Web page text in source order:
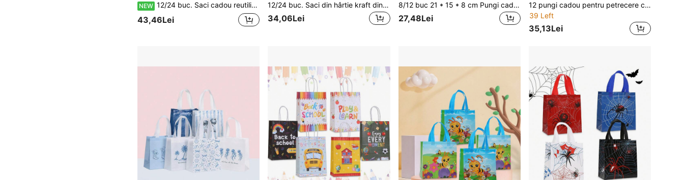
NEW 12/24 buc. Saci cadou reutilizabili din material nețesut cu temă Super City Hero, cu imprimeu pânză de păianjen și model păianjen, pentru ambalarea cadourilor la petreceri de zi de naștere, recompense școlare, depozitare obiecte de sărbători și sacoșă de cumpărături pentru mall, en-gros
43,46Lei
12/24 buc. Saci din hârtie kraft din seria Camping, cu imprimeu verde pădure, zână și animale, stil minimalist, potriviți pentru depozitare în activități de camping în aer liber, saci pentru cadouri de petrecere de zi de naștere cu tematică camping, accesorii pentru decorarea petrecerii
34,06Lei
8/12 buc 21 * 15 * 8 cm Pungi cadou din hârtie kraft cu frunze și flori, pungi cadou seria cu imprimeu fluturi, pungi cadou reutilizabile, varietate de stiluri pentru ziua de naștere, petrecere, sărbători acasă
27,48Lei
12 pungi cadou pentru petrecere cu tematică de fotbal, pungi pentru gustări de petrecere cu fotbal, pungi cadou din hârtie cu imprimeu de fotbal
39 Left
35,13Lei